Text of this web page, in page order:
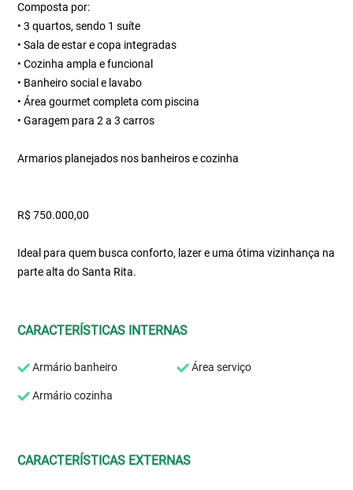
Composta por:
• 3 quartos, sendo 1 suíte
• Sala de estar e copa integradas
• Cozinha ampla e funcional
• Banheiro social e lavabo
• Área gourmet completa com piscina
• Garagem para 2 a 3 carros
Armarios planejados nos banheiros e cozinha
R$ 750.000,00
Ideal para quem busca conforto, lazer e uma ótima vizinhança na
parte alta do Santa Rita.
CARACTERÍSTICAS INTERNAS
Armário banheiro Área serviço
Armário cozinha
CARACTERÍSTICAS EXTERNAS